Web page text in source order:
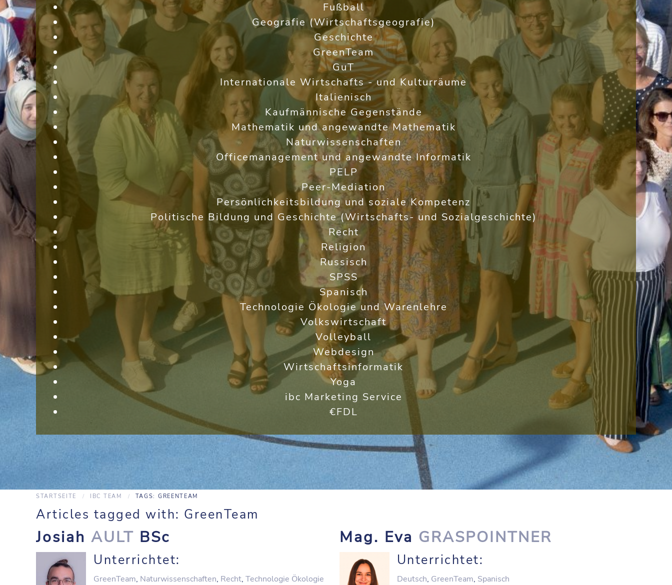
Fußball
Geografie (Wirtschaftsgeografie)
Geschichte
GreenTeam
GuT
Internationale Wirtschafts - und Kulturräume
Italienisch
Kaufmännische Gegenstände
Mathematik und angewandte Mathematik
Naturwissenschaften
Officemanagement und angewandte Informatik
PELP
Peer-Mediation
Persönlichkeitsbildung und soziale Kompetenz
Politische Bildung und Geschichte (Wirtschafts- und Sozialgeschichte)
Recht
Religion
Russisch
SPSS
Spanisch
Technologie Ökologie und Warenlehre
Volkswirtschaft
Volleyball
Webdesign
Wirtschaftsinformatik
Yoga
ibc Marketing Service
€FDL
STARTSEITE IBC TEAM TAGS: GREENTEAM
Articles tagged with: GreenTeam
Josiah AULT BSc
Unterrichtet:
GreenTeam, Naturwissenschaften, Recht, Technologie Ökologie
Mag. Eva GRASPOINTNER
Unterrichtet:
Deutsch, GreenTeam, Spanisch